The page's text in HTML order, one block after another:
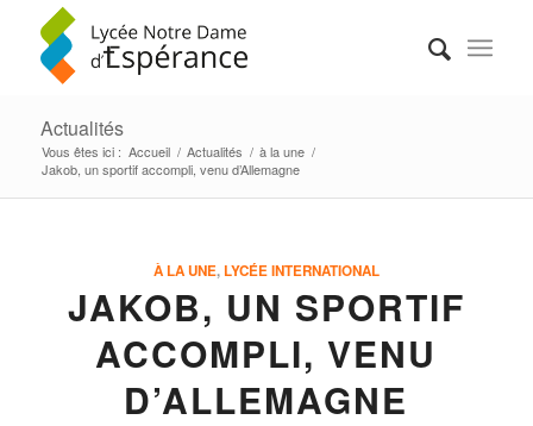
Actualités
Vous êtes ici : Accueil / Actualités / à la une /
Jakob, un sportif accompli, venu d’Allemagne
À LA UNE, LYCÉE INTERNATIONAL
JAKOB, UN SPORTIF
ACCOMPLI, VENU
D’ALLEMAGNE